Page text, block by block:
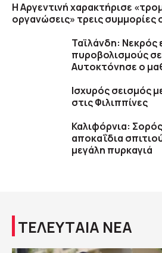
Η Αργεντινή χαρακτήρισε
οργανώσεις» τρεις συμμορίες
Ταϊλάνδη: Νεκρός
πυροβολισμούς
Αυτοκτόνησε ο
Ισχυρός σεισμός
στις Φιλιππίνες
Καλιφόρνια:
αποκαΐδια
μεγάλη πυρκαγιά
ΤΕΛΕΥΤΑΙΑ ΝΕΑ